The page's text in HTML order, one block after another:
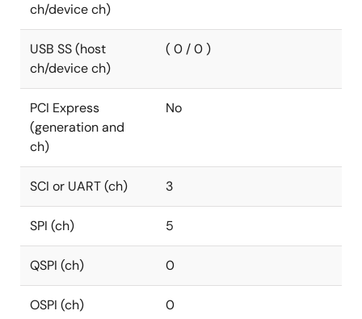
ch/device ch)
USB SS (host
ch/device ch)
( 0 / 0 )
PCI Express
(generation and
ch)
No
SCI or UART (ch) 3
SPI (ch) 5
QSPI (ch) 0
OSPI (ch) 0